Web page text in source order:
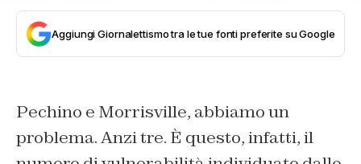
Aggiungi Giornalettismo tra le tue fonti preferite su Google
Pechino e Morrisville, abbiamo un
problema. Anzi tre. È questo, infatti, il